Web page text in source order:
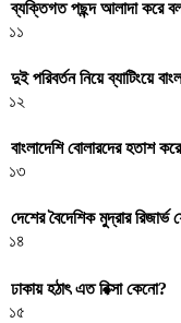
ব্যক্তিগত পছন্দ আলাদা করে
১১
দুই পরিবর্তন নিয়ে ব্যাটিংয়ে
১২
বাংলাদেশি বোলারদের হতাশ
১৩
দেশের বৈদেশিক মুদ্রার
১৪
ঢাকায় হঠাৎ এত রিক্সা কেনো?
১৫